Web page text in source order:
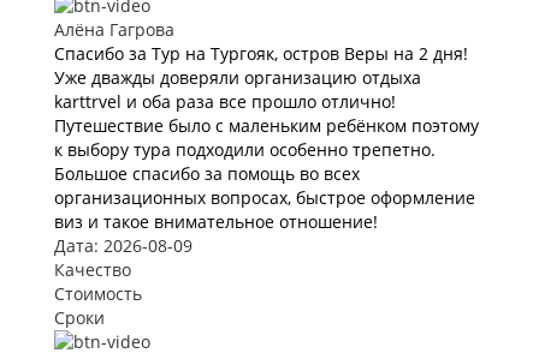
Алёна Гагрова
Спасибо за Тур на Тургояк, остров Веры на 2 дня!
Уже дважды доверяли организацию отдыха
karttrvel и оба раза все прошло отлично!
Путешествие было с маленьким ребёнком поэтому
к выбору тура подходили особенно трепетно.
Большое спасибо за помощь во всех
организационных вопросах, быстрое оформление
виз и такое внимательное отношение!
Дата: 2026-08-09
Качество
Стоимость
Сроки